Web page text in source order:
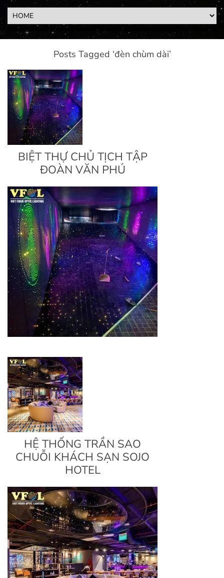
Posts Tagged ‘đèn chùm dài’
BIỆT THỰ CHỦ TỊCH TẬP
ĐOÀN VĂN PHÚ
HỆ THỐNG TRẦN SAO
CHUỖI KHÁCH SẠN SOJO
HOTEL